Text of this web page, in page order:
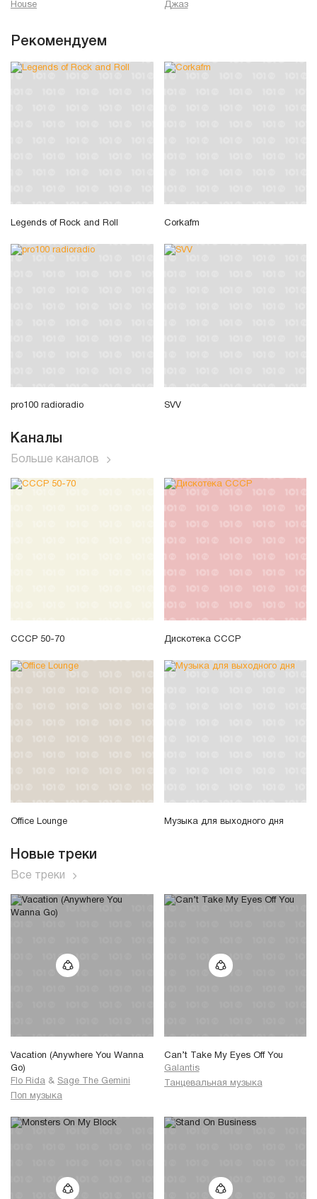
House Джаз
Рекомендуем
Legends of Rock and Roll Corkafm
pro100 radioradio SVV
Каналы
Больше каналов
СССР 50-70 Дискотека СССР
Office Lounge Музыка для выходного дня
Новые треки
Все треки
Vacation (Anywhere You Wanna
Go)
Flo Rida & Sage The Gemini
Поп музыка
Can’t Take My Eyes Off You
Galantis
Танцевальная музыка